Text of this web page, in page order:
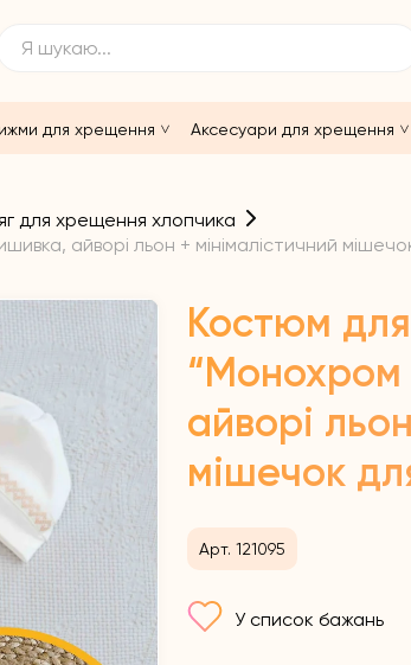
для хрещення Аксесуари для хрещення
для хрещення хлопчика
айворі льон + мінімалістичний
Костюм
“Монохром
айворі
мішечок
Арт. 121095
У список бажань